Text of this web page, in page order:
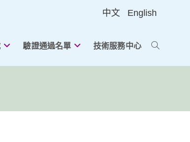
中文 English
驗證通過名單 技術服務中心